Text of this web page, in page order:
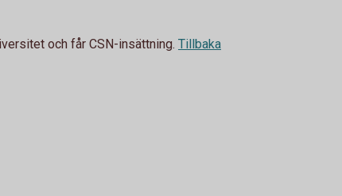
och får CSN-insättning. Tillbaka